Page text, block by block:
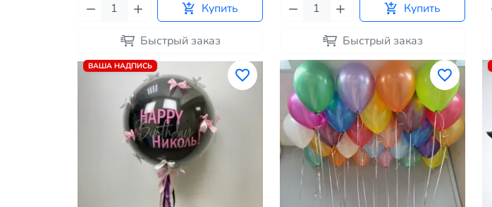
Купить
Быстрый заказ
Купить
Быстрый заказ
ВАША НАДПИСЬ